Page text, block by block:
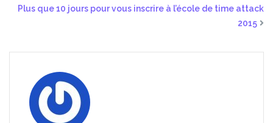
Plus que 10 jours pour vous inscrire à l’école de time attack
2015